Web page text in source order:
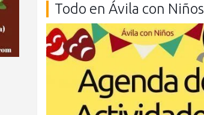
Todo en Ávila con Niños